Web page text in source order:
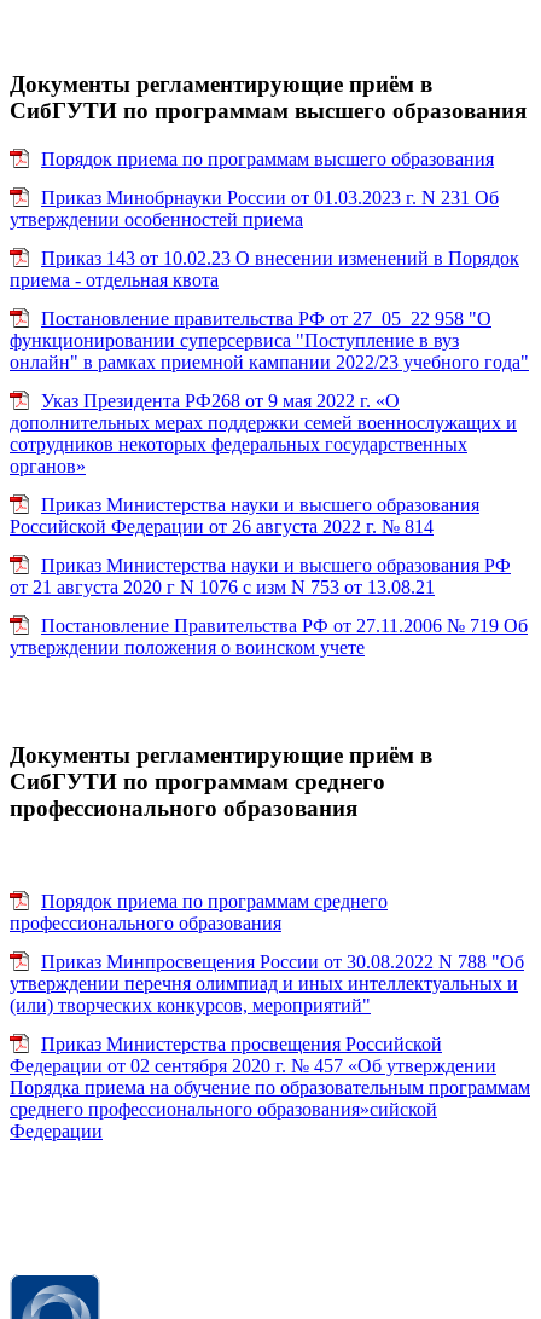
Документы регламентирующие приём в
СибГУТИ по программам высшего образования
Порядок приема по программам высшего образования
Приказ Минобрнауки России от 01.03.2023 г. N 231 Об
утверждении особенностей приема
Приказ 143 от 10.02.23 О внесении изменений в Порядок
приема - отдельная квота
Постановление правительства РФ от 27_05_22 958 "О
функционировании суперсервиса "Поступление в вуз
онлайн" в рамках приемной кампании 2022/23 учебного года"
Указ Президента РФ268 от 9 мая 2022 г. «О
дополнительных мерах поддержки семей военнослужащих и
сотрудников некоторых федеральных государственных
органов»
Приказ Министерства науки и высшего образования
Российской Федерации от 26 августа 2022 г. № 814
Приказ Министерства науки и высшего образования РФ
от 21 августа 2020 г N 1076 с изм N 753 от 13.08.21
Постановление Правительства РФ от 27.11.2006 № 719 Об
утверждении положения о воинском учете
Документы регламентирующие приём в
СибГУТИ по программам среднего
профессионального образования
Порядок приема по программам среднего
профессионального образования
Приказ Минпросвещения России от 30.08.2022 N 788 "Об
утверждении перечня олимпиад и иных интеллектуальных и
(или) творческих конкурсов, мероприятий"
Приказ Министерства просвещения Российской
Федерации от 02 сентября 2020 г. № 457 «Об утверждении
Порядка приема на обучение по образовательным программам
среднего профессионального образования»сийской
Федерации